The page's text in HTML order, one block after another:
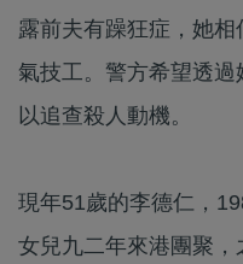
露前夫有躁狂症，她
氣技工。警方希望透過
以追查殺人動機。
現年51歲的李德仁，
女兒九二年來港團聚